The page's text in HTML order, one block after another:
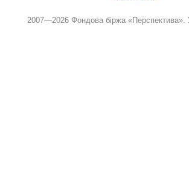
2007—2026 Фондова біржа «Перспектива».